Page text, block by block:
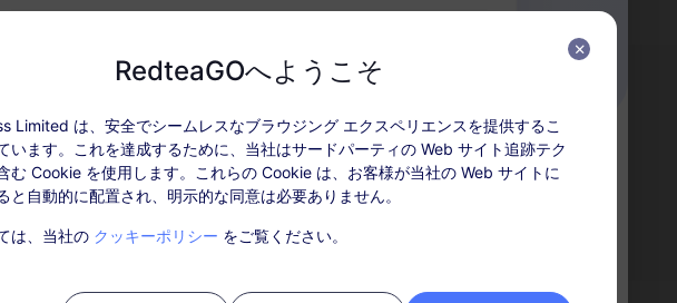
RedteaGO eSIMなのか？
データ情報 カバレッジとネットワーク
パッケージを有効化後、「注文履歴」でチャージしてください。
ベートされない期限切れのパッケージは利用できず、返金対象とはなりません。
RedteaGOへようこそ
Limited は、安全でシームレスなブラウジング エクスペリエンスを提供するこ
います。これを達成するために、当社はサードパーティの Web サイト追跡テク
む Cookie を使用します。これらの Cookie は、お客様が当社の Web サイトに
と自動的に配置され、明示的な同意は必要ありません。
は、当社の クッキーポリシー をご覧ください。